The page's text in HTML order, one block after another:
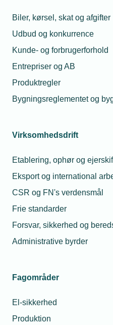
Biler, kørsel, skat og afgifter
Udbud og konkurrence
Kunde- og forbrugerforhold
Entrepriser og AB
Produktregler
Bygningsreglementet og
Virksomhedsdrift
Etablering, ophør og
Eksport og international
CSR og FN's verdensmål
Frie standarder
Forsvar, sikkerhed og
Administrative byrder
Fagområder
El-sikkerhed
Produktion
Driftsdirektør fejrer 25-års
09. jul. 2026
SIF Gruppen køber Egedal